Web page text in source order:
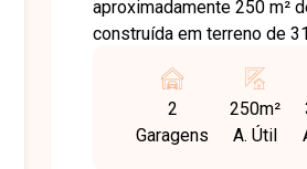
aproximadamente 250 m²
construída em terreno de
estacionamento frontal
Imóvel oferece amplo
infraestrutura prática, ideal
2
Garagens
250m²
A. Útil